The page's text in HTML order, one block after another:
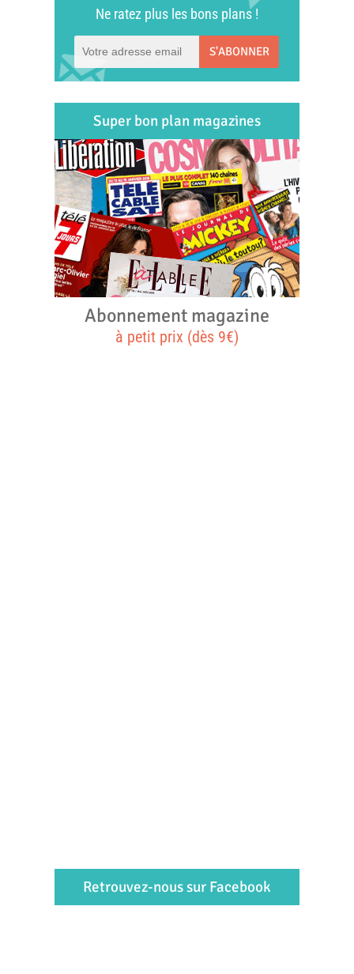
Ne ratez plus les bons plans !
S'ABONNER
Super bon plan magazines
Abonnement magazine
à petit prix (dès 9€)
Retrouvez-nous sur Facebook